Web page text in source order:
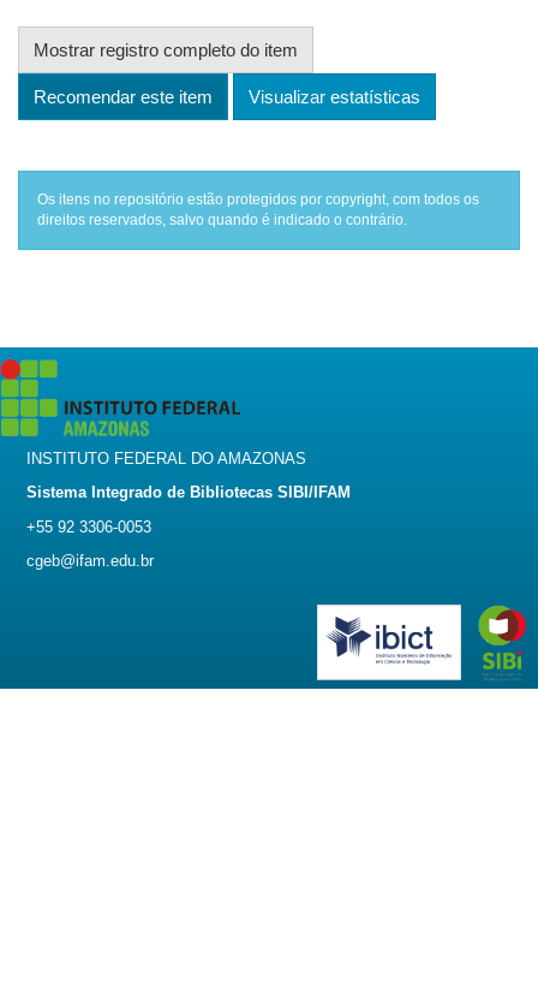
Mostrar registro completo do item
Recomendar este item Visualizar estatísticas
Os itens no repositório estão protegidos por copyright, com todos os
direitos reservados, salvo quando é indicado o contrário.
INSTITUTO FEDERAL DO AMAZONAS
Sistema Integrado de Bibliotecas SIBI/IFAM
+55 92 3306-0053
cgeb@ifam.edu.br